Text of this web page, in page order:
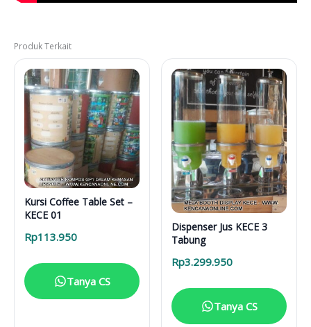
Produk Terkait
Kursi Coffee Table Set –
KECE 01
Rp113.950
Tanya CS
Dispenser Jus KECE 3
Tabung
Rp3.299.950
Tanya CS